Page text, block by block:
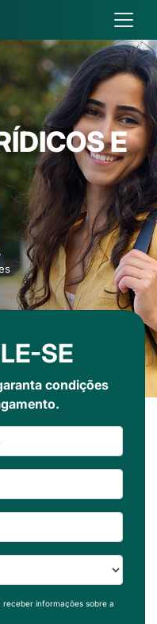
E
SE
condições
receber informações sobre a